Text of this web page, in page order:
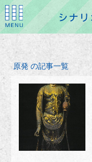
原発 の記事一覧